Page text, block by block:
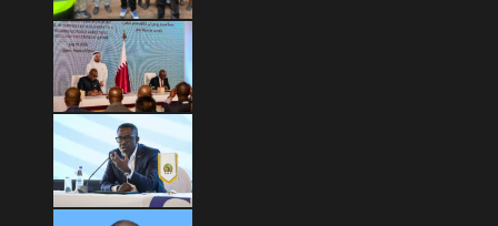
Copyright © 2026 Mashariki RDC | Fièrement Congolais